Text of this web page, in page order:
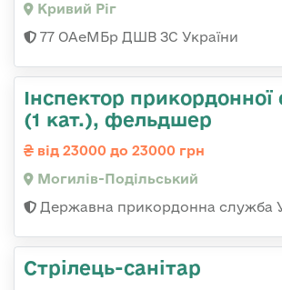
Кривий Ріг
77 ОАеМБр ДШВ ЗС України
Інспектор
(1 кат.), фельдшер
від 23000 до 23000 грн
Могилів-Подільський
Державна прикордонна служба
Стрілець-санітар